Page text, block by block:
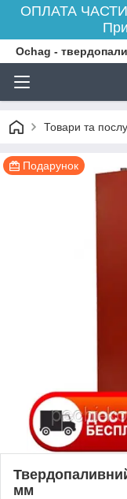
ОПЛАТА
Ochag -
Товари та
Подарунок
мм